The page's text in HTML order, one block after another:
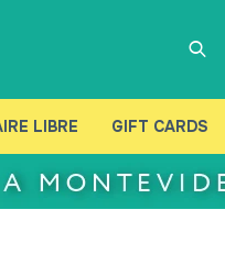
LIBRE GIFT CARDS